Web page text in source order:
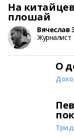
На
плошай
Вячеслав
Журналист
О